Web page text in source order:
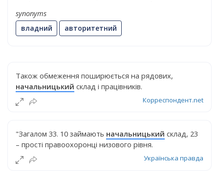
synonyms
владний авторитетний
Також обмеження поширюється на рядових,
начальницький склад і працівників.
Корреспондент.net
"Загалом 33. 10 займають начальницький склад, 23
– прості правоохоронці низового рівня.
Українська правда